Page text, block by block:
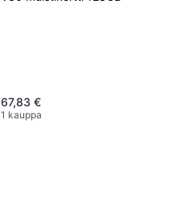
67,83 €
1 kauppa